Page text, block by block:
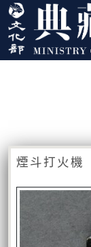
跳到主要內容
:::
煙斗打火機